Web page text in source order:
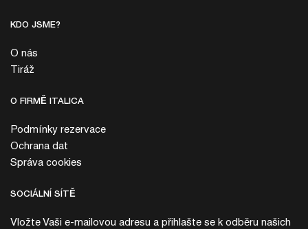
KDO JSME?
O nás
Tiráž
O FIRMĚ ITALICA
Podmínky rezervace
Ochrana dat
Správa cookies
SOCIÁLNÍ SÍTĚ
Vložte Vaši e-mailovou adresu a přihlašte se k odběru našich